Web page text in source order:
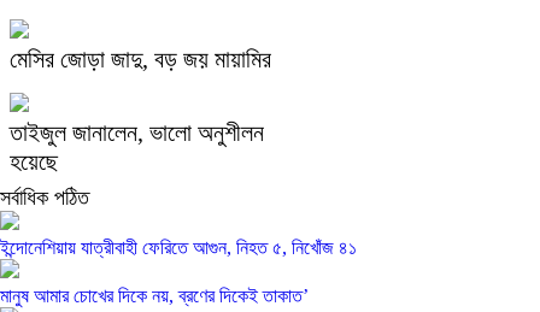
মেসির জোড়া জাদু, বড় জয় মায়ামির
তাইজুল জানালেন, ভালো অনুশীলন
হয়েছে
সর্বাধিক পঠিত
ইন্দোনেশিয়ায় যাত্রীবাহী ফেরিতে আগুন, নিহত ৫, নিখোঁজ ৪১
মানুষ আমার চোখের দিকে নয়, ব্রণের দিকেই তাকাত’